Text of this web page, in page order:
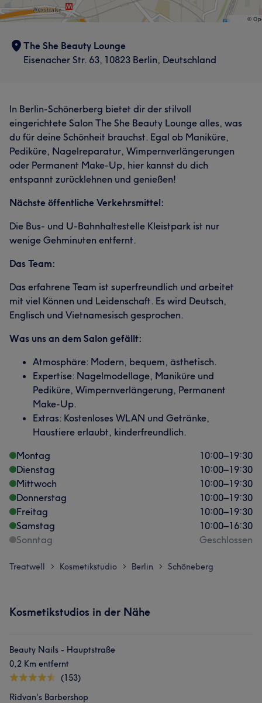
The She Beauty Lounge
Eisenacher Str. 63, 10823 Berlin, Deutschland
In Berlin-Schönerberg bietet dir der stilvoll
eingerichtete Salon The She Beauty Lounge alles, was
du für deine Schönheit brauchst. Egal ob Maniküre,
Pediküre, Nagelreparatur, Wimpernverlängerungen
oder Permanent Make-Up, hier kannst du dich
entspannt zurücklehnen und genießen!
Nächste öffentliche Verkehrsmittel:
Die Bus- und U-Bahnhaltestelle Kleistpark ist nur
wenige Gehminuten entfernt.
Das Team:
Das erfahrene Team ist superfreundlich und arbeitet
mit viel Können und Leidenschaft. Es wird Deutsch,
Englisch und Vietnamesisch gesprochen.
Was uns an dem Salon gefällt:
Atmosphäre: Modern, bequem, ästhetisch.
Expertise: Nagelmodellage, Maniküre und
Pediküre, Wimpernverlängerung, Permanent
Make-Up.
Extras: Kostenloses WLAN und Getränke,
Haustiere erlaubt, kinderfreundlich.
Montag
10:00–19:30
Dienstag
10:00–19:30
Mittwoch
10:00–19:30
Donnerstag
10:00–19:30
Freitag
10:00–19:30
Samstag
10:00–16:30
Sonntag
Geschlossen
Treatwell > Kosmetikstudio > Berlin > Schöneberg
Kosmetikstudios in der Nähe
Beauty Nails - Hauptstraße
0,2 Km entfernt
(153)
Ridvan's Barbershop